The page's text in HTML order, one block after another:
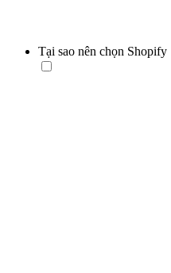
Tại sao nên chọn Shopify